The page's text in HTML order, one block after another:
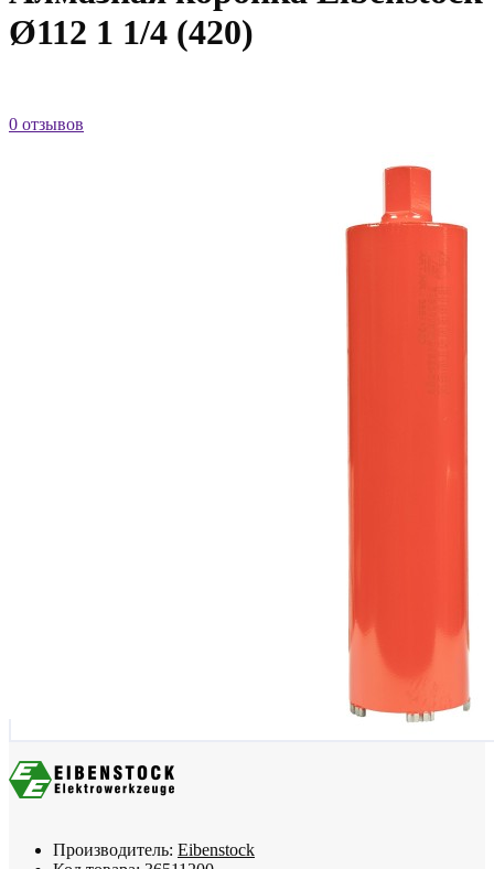
Ø112 1 1/4 (420)
0 отзывов
Производитель: Eibenstock